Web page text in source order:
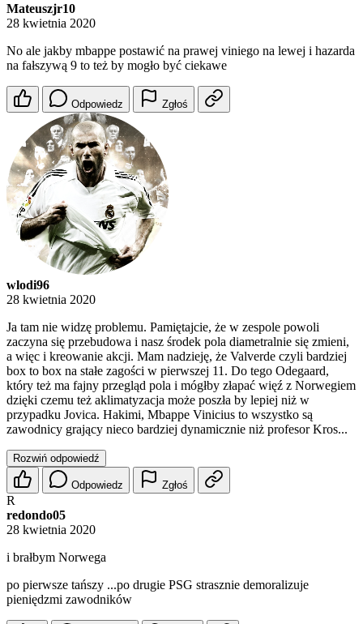
Mateuszjr10
28 kwietnia 2020
No ale jakby mbappe postawić na prawej viniego na lewej i hazarda
na fałszywą 9 to też by mogło być ciekawe
Odpowiedz Zgłoś
wlodi96
28 kwietnia 2020
Ja tam nie widzę problemu. Pamiętajcie, że w zespole powoli
zaczyna się przebudowa i nasz środek pola diametralnie się zmieni,
a więc i kreowanie akcji. Mam nadzieję, że Valverde czyli bardziej
box to box na stałe zagości w pierwszej 11. Do tego Odegaard,
który też ma fajny przegląd pola i mógłby złapać więź z Norwegiem
dzięki czemu też aklimatyzacja może poszła by lepiej niż w
przypadku Jovica. Hakimi, Mbappe Vinicius to wszystko są
zawodnicy grający nieco bardziej dynamicznie niż profesor Kros...
Rozwiń odpowiedź
Odpowiedz Zgłoś
R
redondo05
28 kwietnia 2020
i brałbym Norwega
po pierwsze tańszy ...po drugie PSG strasznie demoralizuje
pieniędzmi zawodników